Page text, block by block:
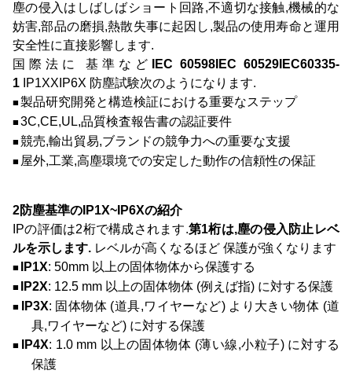
塵の侵入はしばしばショート回路,不適切な接触,機械的な
妨害,部品の磨損,熱散失事に起因し,製品の使用寿命と運用
安全性に直接影響します.
国際法に
基準など IEC 60598IEC 60529 IEC60335-
1 IP1XXIP6X 防塵試験次のようになります.
■ 製品研究開発と構造検証における重要なステップ
■ 3C,CE,UL,品質検査報告書の認証要件
■ 競売,輸出貿易,ブランドの競争力への重要な支援
■ 屋外,工業,高塵環境での安定した動作の信頼性の保証
2防塵基準のIP1X~IP6Xの紹介
IPの評価は2桁で構成されます.第1桁は,塵の侵入防止レベ
ルを示します. レベルが高くなるほど 保護が強くなります
■ IP1X: 50mm 以上の固体物体から保護する
■ IP2X: 12.5 mm 以上の固体物体 (例えば指) に対する保護
■ IP3X: 固体物体 (道具,ワイヤーなど) より大きい物体 (道
具,ワイヤーなど) に対する保護
■ IP4X: 1.0 mm 以上の固体物体 (薄い線,小粒子) に対する
保護